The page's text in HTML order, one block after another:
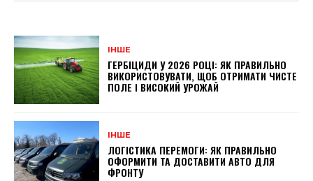
ІНШЕ
ГЕРБІЦИДИ У 2026 РОЦІ: ЯК ПРАВИЛЬНО
ВИКОРИСТОВУВАТИ, ЩОБ ОТРИМАТИ ЧИСТЕ
ПОЛЕ І ВИСОКИЙ УРОЖАЙ
ІНШЕ
ЛОГІСТИКА ПЕРЕМОГИ: ЯК ПРАВИЛЬНО
ОФОРМИТИ ТА ДОСТАВИТИ АВТО ДЛЯ
ФРОНТУ